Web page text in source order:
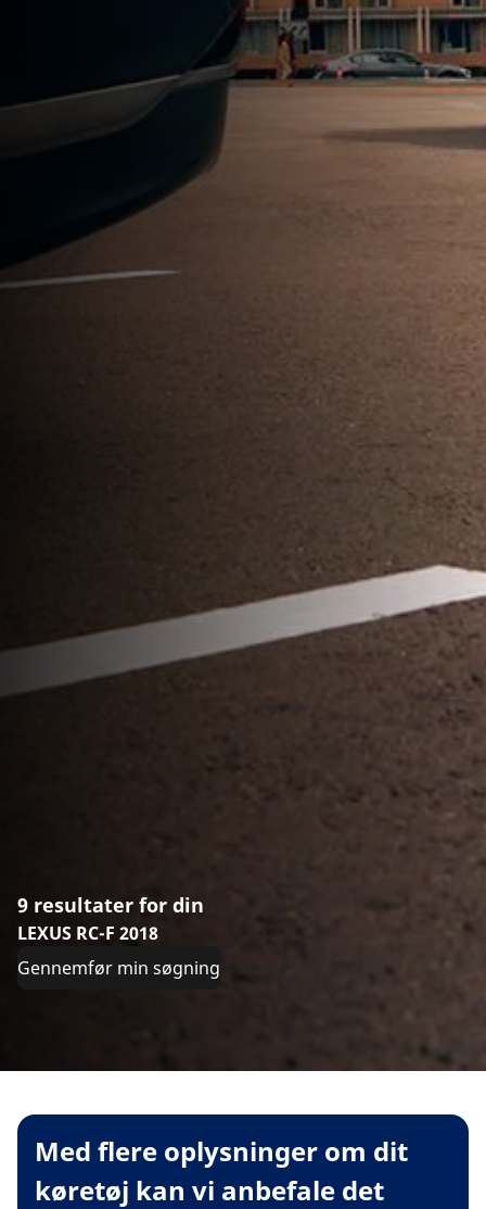
9 resultater for din
LEXUS RC-F 2018
Gennemfør min søgning
Med flere oplysninger om dit
køretøj kan vi anbefale det